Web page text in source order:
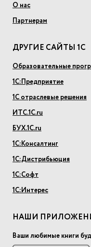
О нас
Партнерам
ДРУГИЕ САЙТЫ 1С
Образовательные
1С:Предприятие
1С отраслевые решения
ИТС.1С.ru
БУХ.1С.ru
1С:Консалтинг
1С:Дистрибьюция
1С:Софт
1С:Интерес
НАШИ
Ваши любимые книги